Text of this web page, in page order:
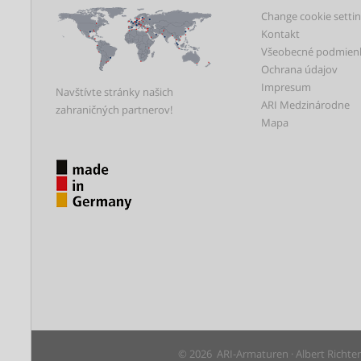
Navštívte stránky našich
zahraničných partnerov!
Change cookie
Kontakt
Všeobecné
Ochrana údajov
Impresum
ARI Medzinárodne
Mapa
© 2026 ARI-Armaturen · Albert